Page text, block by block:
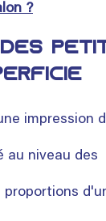
?
impression
au niveau des